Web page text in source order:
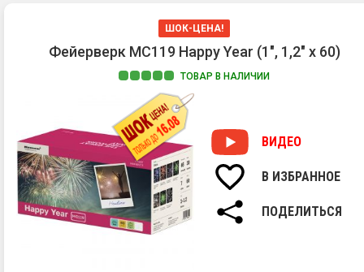
ШОК-ЦЕНА!
Фейерверк MC119 Happy Year (1", 1,2" х 60)
ТОВАР В НАЛИЧИИ
ВИДЕО
В ИЗБРАННОЕ
ПОДЕЛИТЬСЯ